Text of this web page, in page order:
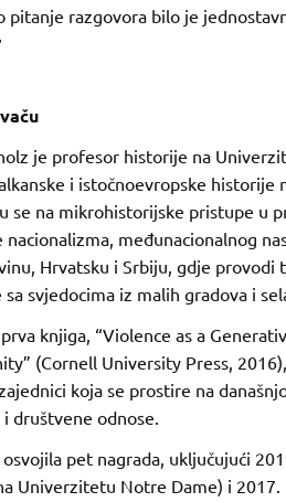
pitanje razgovora bilo je
je profesor historije na
i istočnoevropske
se na mikrohistorijske pristupe u
nacionalizma, međunacionalnog
Hrvatsku i Srbiju, gdje
svjedocima iz malih gradova i
knjiga, “Violence as a
(Cornell University Press,
koja se prostire na
društvene odnose.
pet nagrada, uključujući
Univerzitetu Notre Dame) i 2017.